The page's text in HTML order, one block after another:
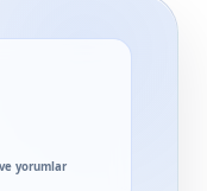
yorumlar
91 platform genelinde